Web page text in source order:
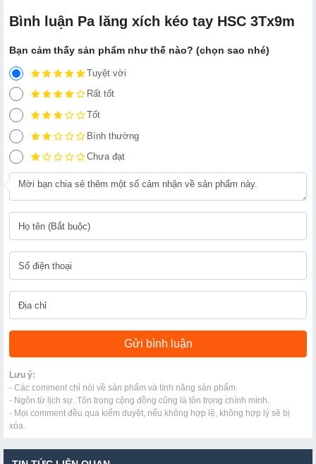
Bình luận Pa lăng xích kéo tay HSC 3Tx9m
Bạn cảm thấy sản phẩm như thế nào? (chọn sao nhé)
Tuyệt vời
Rất tốt
Tốt
Bình thường
Chưa đạt
Lưu ý:
- Các comment chỉ nói về sản phẩm và tính năng sản phẩm.
- Ngôn từ lịch sự. Tôn trọng cộng đồng cũng là tôn trọng chính mình.
- Mọi comment đều qua kiểm duyệt, nếu không hợp lệ, không hợp lý sẽ bị
xóa.